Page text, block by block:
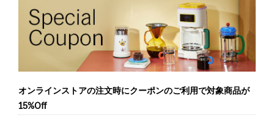
オンラインストアの注文時にクーポンのご利用で対象商品が
15%Off